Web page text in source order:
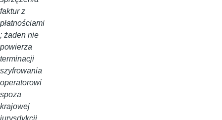
faktur z
płatnościami
; żaden nie
powierza
terminacji
szyfrowania
operatorowi
spoza
krajowej
jurysdykcji.